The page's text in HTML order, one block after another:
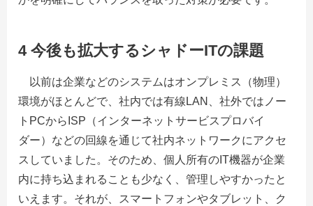
4 今後も拡大するシャドーITの課題
以前は企業などのシステムはオンプレミス（物理）
環境がほとんどで、社内では有線LAN、社外ではノー
トPCからISP（インターネットサービスプロバイ
ダー）などの回線を通じて社内ネットワークにアクセ
スしていました。そのため、個人所有のIT機器が企業
内に持ち込まれることも少なく、管理しやすかったと
いえます。それが、スマートフォンやタブレット、ク